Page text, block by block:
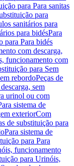
para Para sanitas
para
sanitários para
para bidésPara
para Para bidés
com descarga,
funcionamento com
para Sem
rebordoPeças de
sem
urinol ou com
sistema de
exteriorCom
de substituição para
Para sistema de
para Para
funcionamento
para Urinóis,